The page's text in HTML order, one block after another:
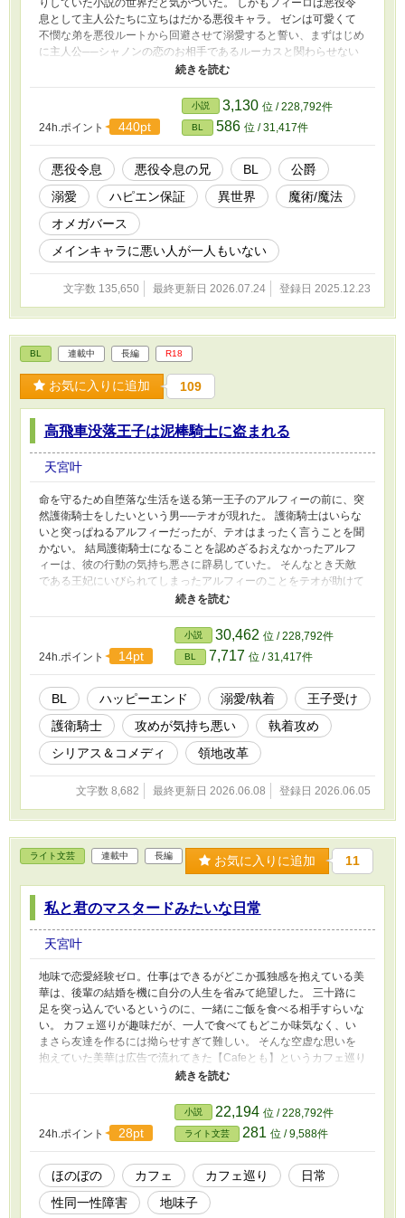
息として主人公たちに立ちはだかる悪役キャラ。 ゼンは可愛くて
不憫な弟を悪役ルートから回避させて溺愛すると誓い、まずはじめ
に主人公──シャノンの恋のお相手であるルーカスと関わらせない
ようにしようと奮闘する。 しかし両親がルーカスとフィーロの婚
メガだと偽って婚約させられそうになる。 ゼンはその婚約を阻止
するべく、伯爵家の使用人として働いているシャノンを物語よりも
早くルーカスと会わせようと試みる。 しかしなぜか、ルーカスが
ゼンを婚約の相手に指名してきて！？ 弟loveな表向きはクール受け
が、王子系攻めになぜか溺愛されちゃう、ドタバタほのぼのオメガ
バースBLです シリアスもあります BL人気ランキング・最高2位 ホ
ットランキング・最高10位 ありがとうございます
24h.ポイント 440pt
小説 3,130 位 / 228,792件
BL 586 位 / 31,417件
悪役令息 悪役令息の兄 BL
公爵
溺愛
ハピエン保証 異世界
魔術/魔法
オメガバース
メインキャラに悪い人が一人もいない
文字数 135,650 最終更新日 2026.07.24 登録日 2025.12.23
BL 連載中 長編 R18
お気に入りに追加 109
高飛車没落王子は泥棒騎士に盗まれる
天宮叶
命を守るため自堕落な生活を送る第一王子のアルフィーの前に、突
然護衛騎士をしたいという男──テオが現れた。 護衛騎士はいらな
いと突っぱねるアルフィーだったが、テオはまったく言うことを聞
かない。 結局護衛騎士になることを認めざるおえなかったアルフ
ィーは、彼の行動の気持ち悪さに辟易していた。 そんなとき天敵
である王妃にいびられてしまったアルフィーのことをテオが助けて
くれる。 しかも奪われていた母親の形見のブレスレットを取り返
してくれた。その事件をきっかけにテオと過去に出会っていたこと
を思い出したアルフィー。 二人の仲は少しずつ近づいていくと思
われたが、王妃の策略によりアルフィーは名ばかりの公爵として荒
れ果てた不毛の地に追いやられることになってしまった。 甘んじ
てそれを受け入れ、一人で旅立とうとしたアルフィーだったが言う
ことを聞かないテオまでついてくることになり、二人で公爵領へと
旅立つことになる─── 生き抜くために人生を捨てた王子が、やた
らと懐いてくる少し気持ちの悪い護衛騎士と一緒に領地開発をしな
がら自分らしさを取り戻していくコミカル＆少しシリアスななお話
です 「手グセの悪さは変わってないじゃないか」 「お褒めにあず
かり光栄です」
24h.ポイント 14pt
小説 30,462 位 / 228,792件
BL 7,717 位 / 31,417件
BL ハッピーエンド 溺愛/執着
王子受け
護衛騎士
攻めが気持ち悪い
執着攻め
シリアス＆コメディ
領地改革
文字数 8,682 最終更新日 2026.06.08 登録日 2026.06.05
ライト文芸 連載中 長編 お気に入りに追加 11
私と君のマスタードみたいな日常
天宮叶
地味で恋愛経験ゼロ。仕事はできるがどこか孤独感を抱えている美
華は、後輩の結婚を機に自分の人生を省みて絶望した。 三十路に
足を突っ込んでいるというのに、一緒にご飯を食べる相手すらいな
い。 カフェ巡りが趣味だが、一人で食べてもどこか味気なく、い
まさら友達を作るには拗らせすぎて難しい。 そんな空虚な思いを
抱えていた美華は広告で流れてきた【Cafeとも】というカフェ巡り
が好きな人のためのマッチングアプリに興味をひかれ勢いで登録し
てしまった。 しかも女の子同士でもマッチング可能だというでは
ないか。 はじめは半信半疑だった美華だったが、マッチングした
相手と話が弾み、トントン拍子に会うことになった。 緊張しなが
ら迎えた当日、待ち合わせ場所にやってきたのは物腰の柔らかなイ
ケメンで── 「心が女の子だって言ったら怖いかな？」 彼はそう言
って、臆病風に吹かれたみたいにうつむいた。 「そんなことない
よ。それに私なんて地味で恋愛すらしたことなくて、おしゃれとか
も全くわかんなくてさ。って、なんのフォローにもなってないんだ
24h.ポイント 28pt
小説 22,194 位 / 228,792件
ライト文芸 281 位 / 9,588件
ほのぼの カフェ カフェ巡り
日常
性同一性障害
地味子